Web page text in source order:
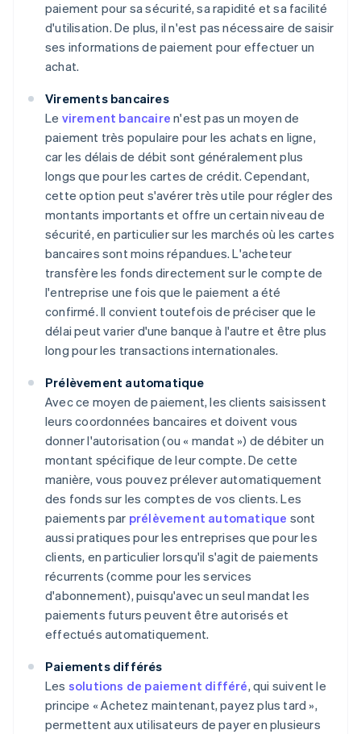
paiement pour sa sécurité, sa rapidité et sa facilité
d'utilisation. De plus, il n'est pas nécessaire de saisir
ses informations de paiement pour effectuer un
achat.
Virements bancaires
Le virement bancaire n'est pas un moyen de
paiement très populaire pour les achats en ligne,
car les délais de débit sont généralement plus
longs que pour les cartes de crédit. Cependant,
cette option peut s'avérer très utile pour régler des
montants importants et offre un certain niveau de
sécurité, en particulier sur les marchés où les cartes
bancaires sont moins répandues. L'acheteur
transfère les fonds directement sur le compte de
l'entreprise une fois que le paiement a été
confirmé. Il convient toutefois de préciser que le
délai peut varier d'une banque à l'autre et être plus
long pour les transactions internationales.
Prélèvement automatique
Avec ce moyen de paiement, les clients saisissent
leurs coordonnées bancaires et doivent vous
donner l'autorisation (ou « mandat ») de débiter un
montant spécifique de leur compte. De cette
manière, vous pouvez prélever automatiquement
des fonds sur les comptes de vos clients. Les
paiements par prélèvement automatique sont
aussi pratiques pour les entreprises que pour les
clients, en particulier lorsqu'il s'agit de paiements
récurrents (comme pour les services
d'abonnement), puisqu'avec un seul mandat les
paiements futurs peuvent être autorisés et
effectués automatiquement.
Paiements différés
Les solutions de paiement différé, qui suivent le
principe « Achetez maintenant, payez plus tard »,
permettent aux utilisateurs de payer en plusieurs